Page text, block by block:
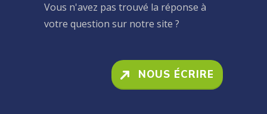
Vous n'avez pas trouvé la réponse à
votre question sur notre site ?
NOUS ÉCRIRE